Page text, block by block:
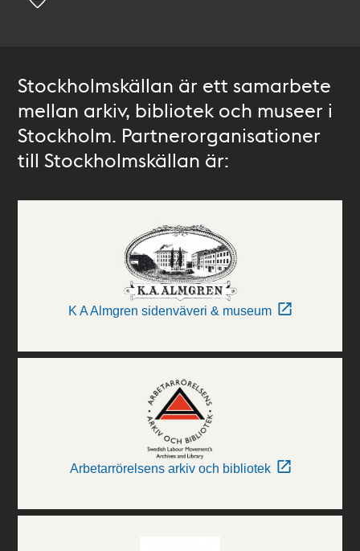
Stockholmskällan är ett samarbete
mellan arkiv, bibliotek och museer i
Stockholm. Partnerorganisationer
till Stockholmskällan är:
K A Almgren sidenväveri & museum
Arbetarrörelsens arkiv och bibliotek